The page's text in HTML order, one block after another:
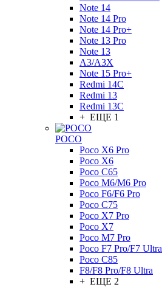
Note 14
Note 14 Pro
Note 14 Pro+
Note 13 Pro
Note 13
A3/A3X
Note 15 Pro+
Redmi 14C
Redmi 13
Redmi 13C
+ ЕЩЕ 1
POCO
Poco X6 Pro
Poco X6
Poco C65
Poco M6/M6 Pro
Poco F6/F6 Pro
Poco C75
Poco X7 Pro
Poco X7
Poco M7 Pro
Poco F7 Pro/F7 Ultra
Poco C85
F8/F8 Pro/F8 Ultra
+ ЕЩЕ 2